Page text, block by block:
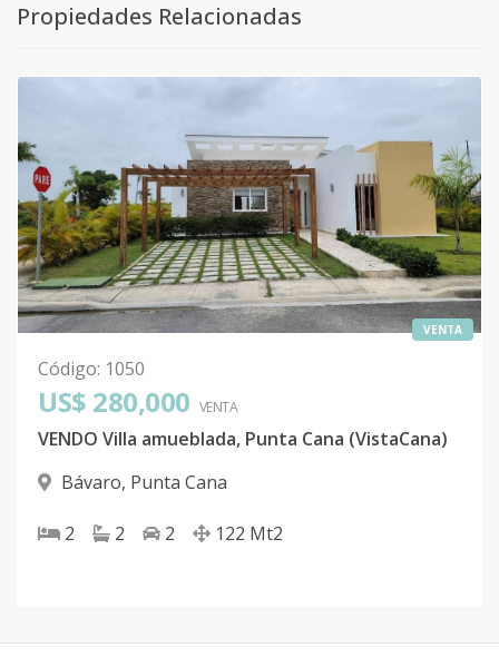
Propiedades Relacionadas
VENTA
Código: 1050
US$ 280,000 VENTA
VENDO Villa amueblada, Punta Cana (VistaCana)
Bávaro, Punta Cana
2 2 2 122 Mt2